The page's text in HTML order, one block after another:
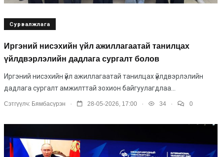
Сурвалжлага
Иргэний нисэхийн үйл ажиллагаатай танилцах
үйлдвэрлэлийн дадлага сургалт болов
Иргэний нисэхийн үйл ажиллагаатай танилцах үйлдвэрлэлийн
дадлага сургалт амжилттай зохион байгуулагдлаа...
Сэтгүүлч: Бямбасүрэн . 28-05-2026, 17:00 . 34 . 0